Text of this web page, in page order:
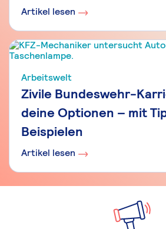
Artikel lesen
Arbeitswelt
Zivile Bundeswehr-
deine Optionen – mit
Beispielen
Artikel lesen